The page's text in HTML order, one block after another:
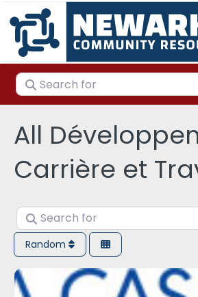
Search for
All
Carrière et
Search for
Random